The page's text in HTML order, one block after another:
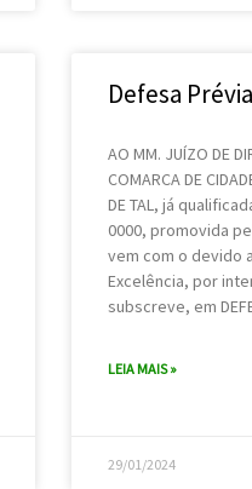
Defesa Prévia
AO MM. JUÍZO DE
COMARCA DE
DE TAL, já
0000, promovida
vem com o devido
Excelência, por
subscreve, em
LEIA MAIS »
29/01/2024